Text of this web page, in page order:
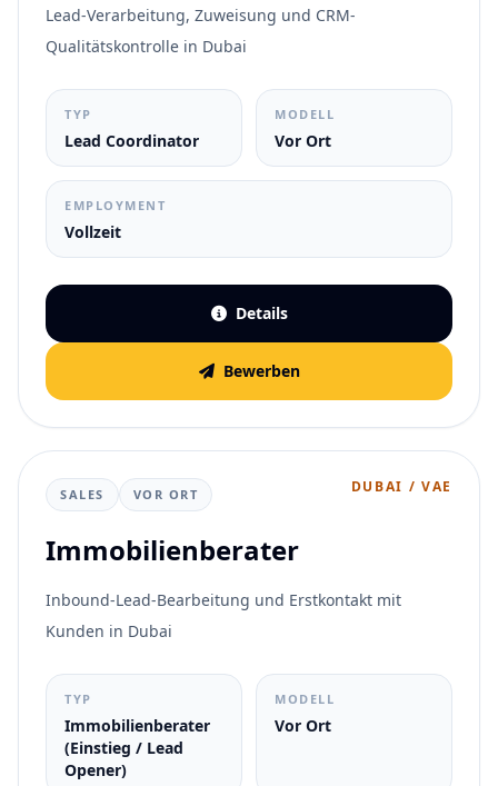
Lead-Verarbeitung, Zuweisung und CRM-
Qualitätskontrolle in Dubai
TYP
Lead Coordinator
MODELL
Vor Ort
EMPLOYMENT
Vollzeit
Details
Bewerben
SALES VOR ORT DUBAI / VAE
Immobilienberater
Inbound-Lead-Bearbeitung und Erstkontakt mit
Kunden in Dubai
TYP
Immobilienberater
(Einstieg / Lead
Opener)
MODELL
Vor Ort